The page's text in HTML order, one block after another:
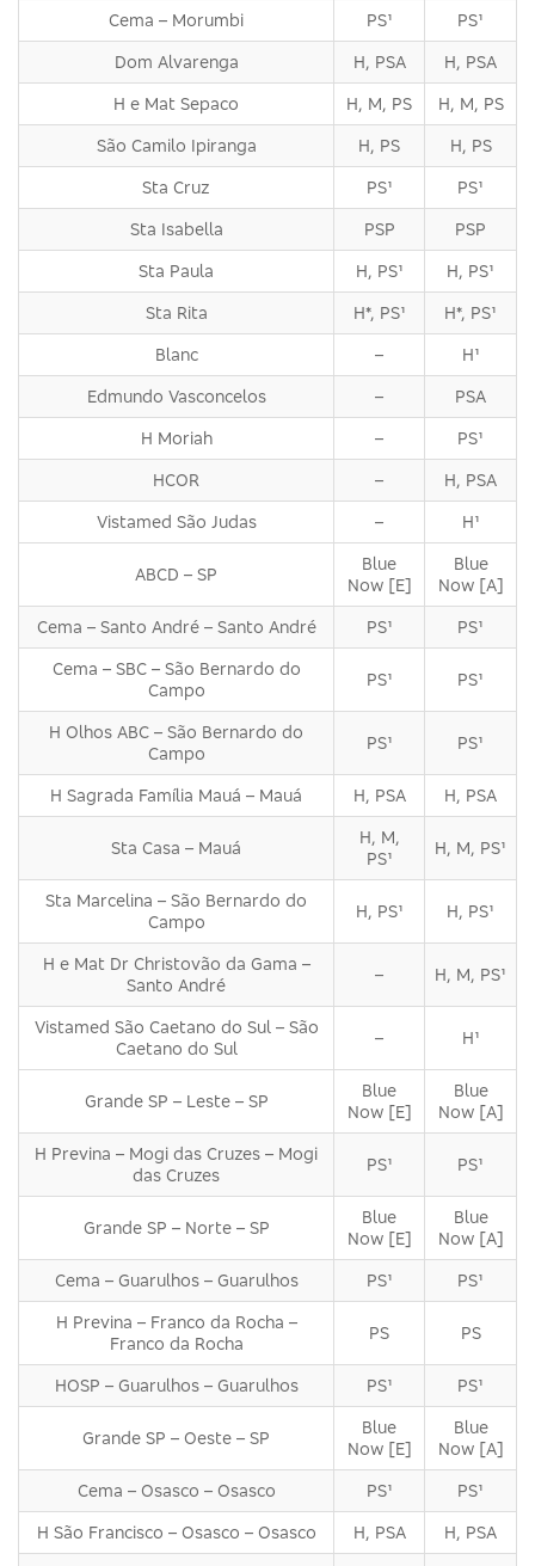
Cema – Morumbi PS¹ PS¹
Dom Alvarenga H, PSA H, PSA
H e Mat Sepaco H, M, PS H, M, PS
São Camilo Ipiranga H, PS H, PS
Sta Cruz PS¹ PS¹
Sta Isabella PSP PSP
Sta Paula H, PS¹ H, PS¹
Sta Rita H*, PS¹ H*, PS¹
Blanc – H¹
Edmundo Vasconcelos – PSA
H Moriah – PS¹
HCOR – H, PSA
Vistamed São Judas – H¹
ABCD – SP
Blue
Now [E]
Blue
Now [A]
Cema – Santo André – Santo André PS¹ PS¹
Cema – SBC – São Bernardo do
Campo
PS¹ PS¹
H Olhos ABC – São Bernardo do
Campo
PS¹ PS¹
H Sagrada Família Mauá – Mauá H, PSA H, PSA
Sta Casa – Mauá
H, M,
PS¹
H, M, PS¹
Sta Marcelina – São Bernardo do
Campo
H, PS¹ H, PS¹
H e Mat Dr Christovão da Gama –
Santo André
– H, M, PS¹
Vistamed São Caetano do Sul – São
Caetano do Sul
– H¹
Grande SP – Leste – SP
Blue
Now [E]
Blue
Now [A]
H Previna – Mogi das Cruzes – Mogi
das Cruzes
PS¹ PS¹
Grande SP – Norte – SP
Blue
Now [E]
Blue
Now [A]
Cema – Guarulhos – Guarulhos PS¹ PS¹
H Previna – Franco da Rocha –
Franco da Rocha
PS PS
HOSP – Guarulhos – Guarulhos PS¹ PS¹
Grande SP – Oeste – SP
Blue
Now [E]
Blue
Now [A]
Cema – Osasco – Osasco PS¹ PS¹
H São Francisco – Osasco – Osasco H, PSA H, PSA